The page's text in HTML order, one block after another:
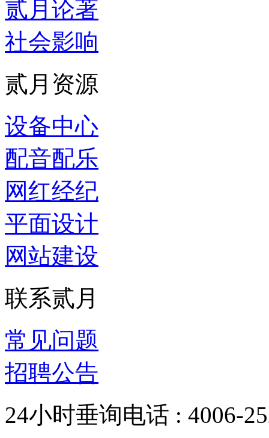
贰月论著
社会影响
贰月资源
设备中心
配音配乐
网红经纪
平面设计
网站建设
联系贰月
常见问题
招聘公告
24小时垂询电话 : 4006-